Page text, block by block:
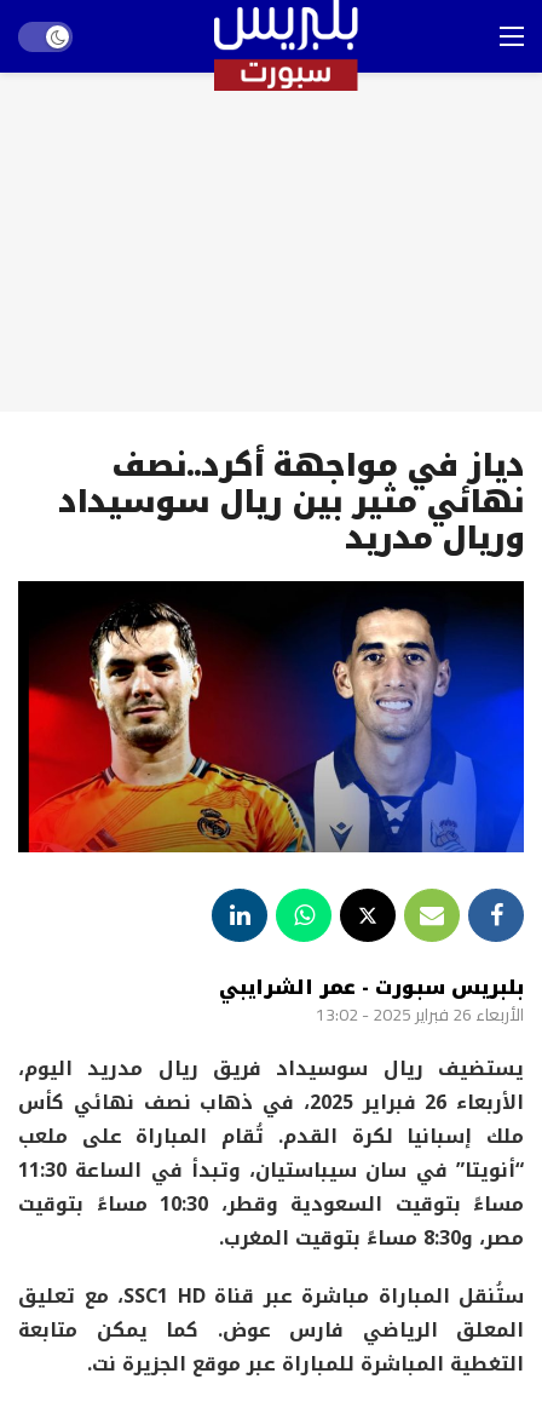
mode
دياز في مواجهة أكرد..نصف
نهائي مثير بين ريال سوسيداد
وريال مدريد
بلبريس سبورت - عمر الشرايبي
الأربعاء 26 فبراير 2025 - 13:02
يستضيف ريال سوسيداد فريق ريال مدريد اليوم،
الأربعاء 26 فبراير 2025، في ذهاب نصف نهائي كأس
ملك إسبانيا لكرة القدم. تُقام المباراة على ملعب
“أنويتا” في سان سيباستيان، وتبدأ في الساعة 11:30
مساءً بتوقيت السعودية وقطر، 10:30 مساءً بتوقيت
مصر، و8:30 مساءً بتوقيت المغرب.
ستُنقل المباراة مباشرة عبر قناة SSC1 HD، مع تعليق
المعلق الرياضي فارس عوض. كما يمكن متابعة
التغطية المباشرة للمباراة عبر موقع الجزيرة نت.